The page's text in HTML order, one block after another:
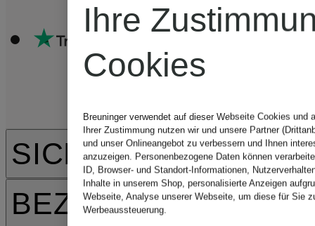
SICHERHEIT
BEZAHLARTEN
Ihre
Cookies
Breuninger verwendet auf dieser Webseite Cookies und
Ihrer Zustimmung nutzen wir und unsere Partner
und unser Onlineangebot zu verbessern und Ihnen
anzuzeigen. Personenbezogene Daten können
ID, Browser- und Standort-Informationen,
Inhalte in unserem Shop, personalisierte Anzeigen
Webseite, Analyse unserer Webseite, um diese für Sie
Werbeaussteuerung.